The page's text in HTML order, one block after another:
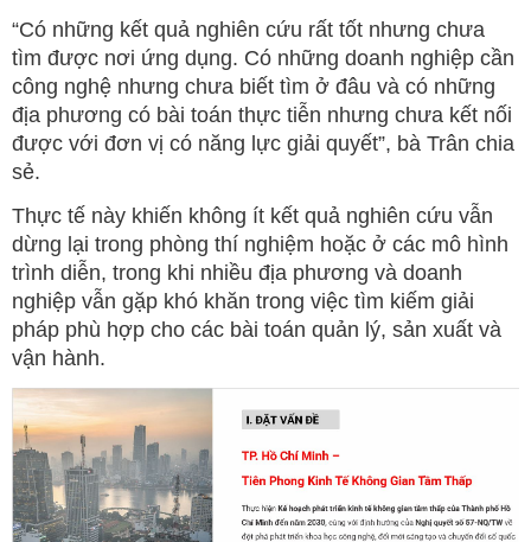
“Có những kết quả nghiên cứu rất tốt nhưng chưa
tìm được nơi ứng dụng. Có những doanh nghiệp cần
công nghệ nhưng chưa biết tìm ở đâu và có những
địa phương có bài toán thực tiễn nhưng chưa kết nối
được với đơn vị có năng lực giải quyết”, bà Trân chia
sẻ.
Thực tế này khiến không ít kết quả nghiên cứu vẫn
dừng lại trong phòng thí nghiệm hoặc ở các mô hình
trình diễn, trong khi nhiều địa phương và doanh
nghiệp vẫn gặp khó khăn trong việc tìm kiếm giải
pháp phù hợp cho các bài toán quản lý, sản xuất và
vận hành.